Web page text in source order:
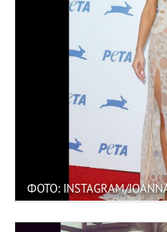
ФОТО: INSTAGRAM/